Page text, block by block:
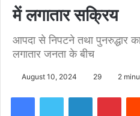
में लगातार सक्रिय
आपदा से निपटने तथा पुनरुद्धार
लगातार जनता के बीच
August 10, 2024 29 2